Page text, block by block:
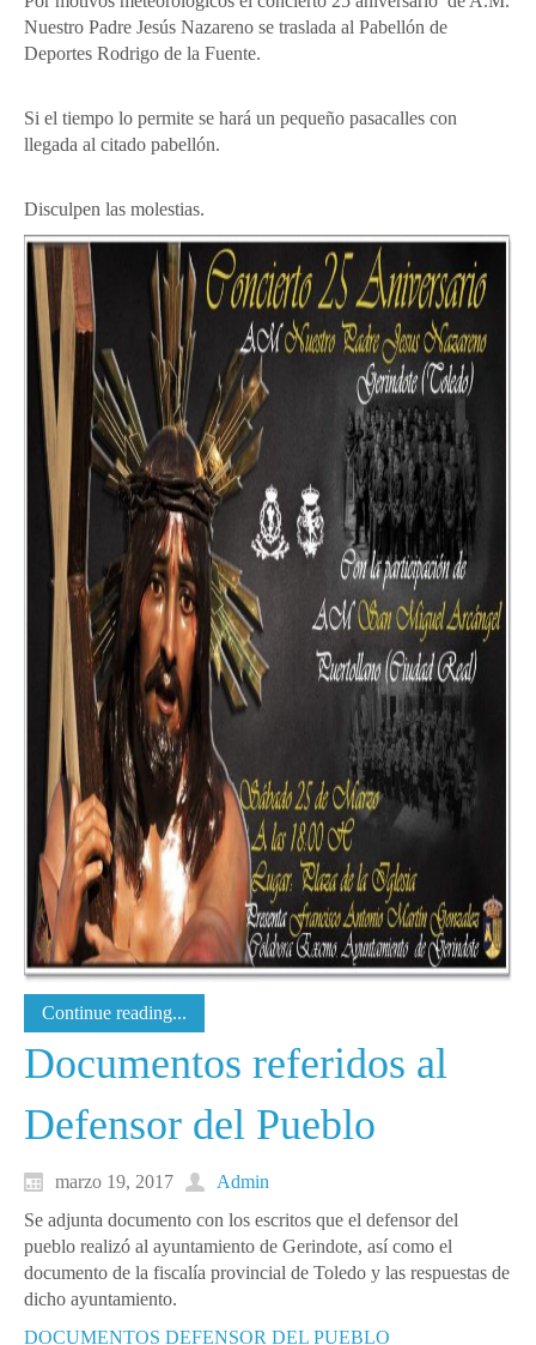
Nuestro Padre Jesús Nazareno se traslada al Pabellón de
Deportes Rodrigo de la Fuente.
Si el tiempo lo permite se hará un pequeño pasacalles con
llegada al citado pabellón.
Disculpen las molestias.⁠⁠⁠⁠
Continue reading...
Documentos referidos al
Defensor del Pueblo
marzo 19, 2017
Admin
Se adjunta documento con los escritos que el defensor del
pueblo realizó al ayuntamiento de Gerindote, así como el
documento de la fiscalía provincial de Toledo y las respuestas de
dicho ayuntamiento.
DOCUMENTOS DEFENSOR DEL PUEBLO